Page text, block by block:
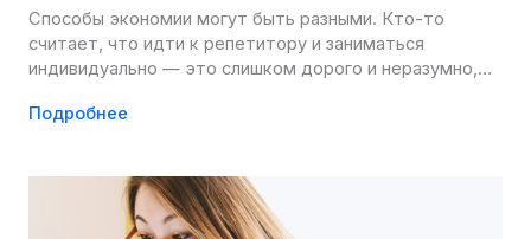
Способы экономии могут быть разными. Кто-то
считает, что идти к репетитору и заниматься
индивидуально — это слишком дорого и неразумно,…
Подробнее